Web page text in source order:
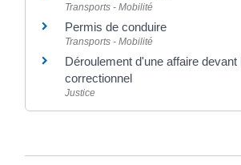
Transports - Mobilité
Permis de conduire
Transports - Mobilité
Déroulement d'une affaire devant
correctionnel
Justice